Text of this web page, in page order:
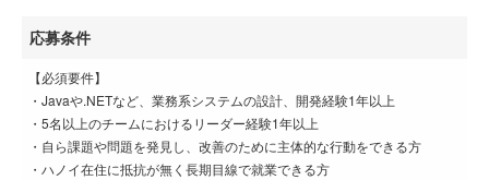
応募条件
【必須要件】
・Javaや.NETなど、業務系システムの設計、開発経験1年以上
・5名以上のチームにおけるリーダー経験1年以上
・自ら課題や問題を発見し、改善のために主体的な行動をできる方
・ハノイ在住に抵抗が無く長期目線で就業できる方